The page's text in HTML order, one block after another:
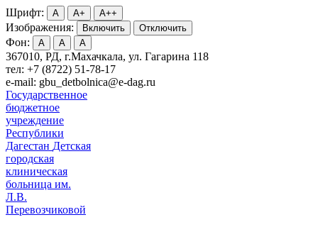
Шрифт: A A+ A++
Изображения: Включить Отключить
Фон: A A A
367010, РД, г.Махачкала, ул. Гагарина 118
тел: +7 (8722) 51-78-17
e-mail: gbu_detbolnica@e-dag.ru
Государственное
бюджетное
учреждение
Республики
Дагестан Детская
городская
клиническая
больница им.
Л.В.
Перевозчиковой